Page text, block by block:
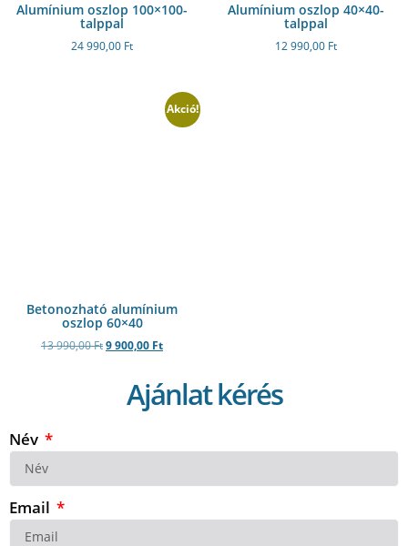
Alumínium oszlop 100×100-
talppal
24 990,00 Ft
Alumínium oszlop 40×40-
talppal
12 990,00 Ft
Akció!
Betonozható alumínium
oszlop 60×40
13 990,00Ft9 900,00 Ft
Ajánlat kérés
Név
Email